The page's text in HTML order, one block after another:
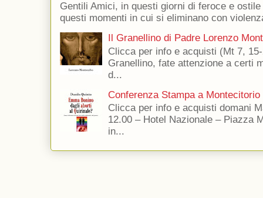
Gentili Amici, in questi giorni di feroce e
questi momenti in cui si eliminano con
Il Granellino di Padre Lorenzo
Clicca per info e acquisti (Mt 7,
Granellino, fate attenzione a certi
d...
Conferenza Stampa a Montecitorio
Clicca per info e acquisti domani
12.00 – Hotel Nazionale – Piazza
in...